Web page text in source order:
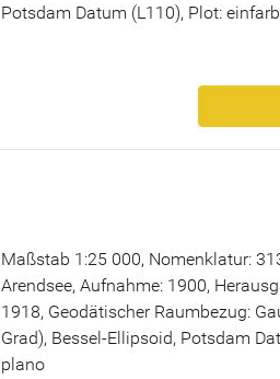
Potsdam Datum (L110), Plot:
Maßstab 1:25 000, Nomenklatur:
Arendsee, Aufnahme: 1900,
1918, Geodätischer Raumbezug:
Grad), Bessel-Ellipsoid, Potsdam
plano